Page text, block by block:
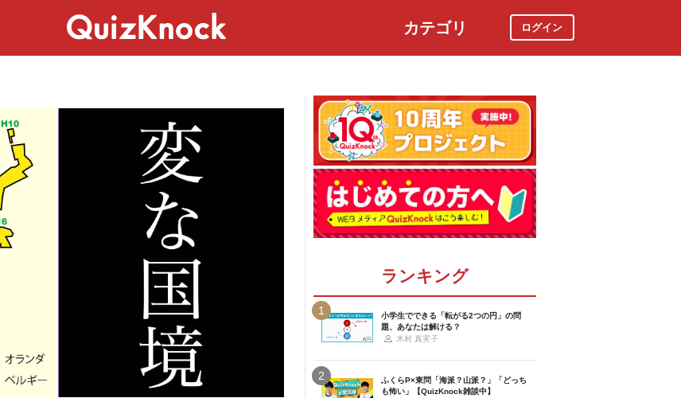
カテゴリ ログイン
ランキング
1
小学生でできる「転がる2つの円」の問
題、あなたは解ける？
木村 真実子
2
ふくらP×東問「海派？山派？」「どっち
も怖い」【QuizKnock雑談中】